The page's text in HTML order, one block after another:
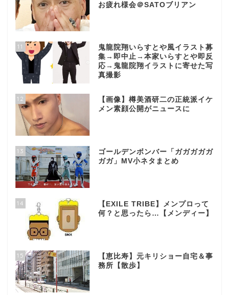
お疲れ様会＠SATOブリアン
11
鬼龍院翔いらすとや風イラスト募
集→即中止→本家いらすとや即反
応→鬼龍院翔イラストに寄せた写
真撮影
12
【画像】樽美酒研二の正統派イケ
メン素顔公開がニュースに
13
ゴールデンボンバー「ガガガガガ
ガガ」MV小ネタまとめ
14
【EXILE TRIBE】メンプロって
何？と思ったら…【メンディー】
15
【恵比寿】元キリショー自宅＆事
務所【散歩】